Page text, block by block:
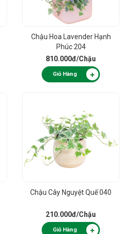
Chậu Hoa Lavender Hạnh
Phúc 204
810.000đ/Chậu
Giỏ Hàng
Chậu Cây Nguyệt Quế 040
210.000đ/Chậu
Giỏ Hàng